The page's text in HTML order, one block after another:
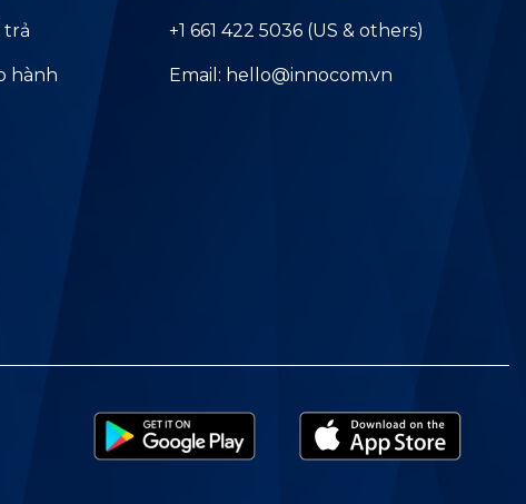
trả
hành
+1 661 422 5036 (US & others)
Email: hello@innocom.vn